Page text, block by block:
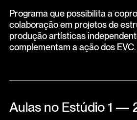
Programa que possibilita a
colaboração em projetos de
produção artísticas
complementam a ação dos EVC.
Aulas no Estúdio 1 —